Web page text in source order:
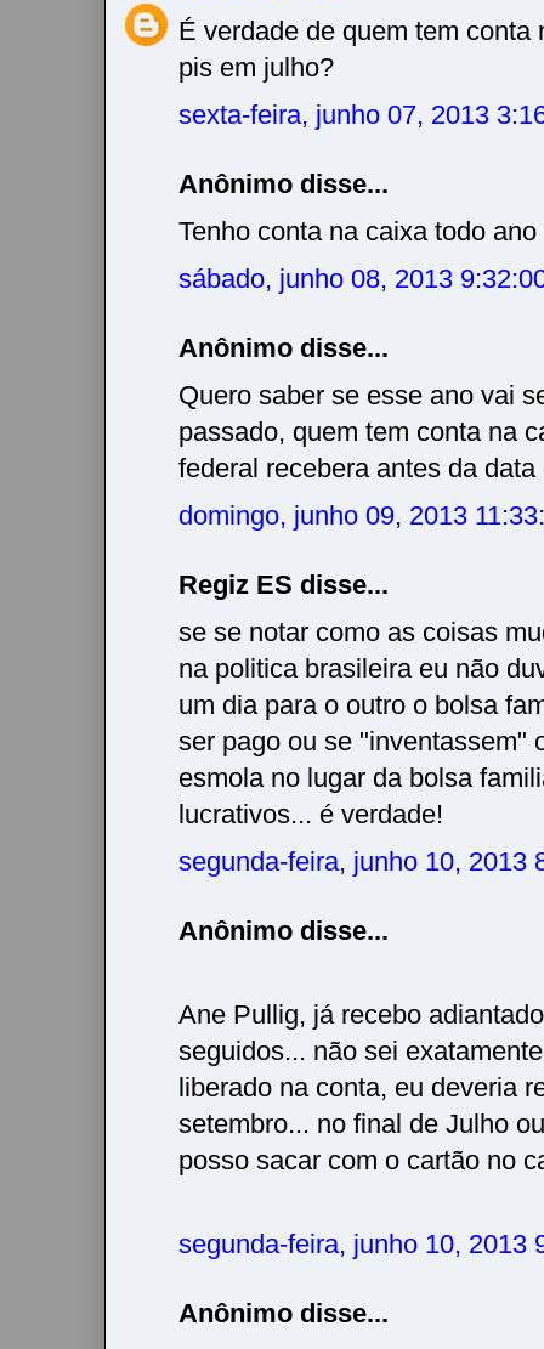
É verdade de quem tem conta
pis em julho?
sexta-feira, junho 07, 2013
Anônimo disse...
Tenho conta na caixa todo
sábado, junho 08, 2013
Anônimo disse...
Quero saber se esse ano vai
passado, quem tem conta na
federal recebera antes da
domingo, junho 09, 2013
Regiz ES disse...
se se notar como as coisas
na politica brasileira eu não
um dia para o outro o bolsa
ser pago ou se "inventassem"
esmola no lugar da bolsa
lucrativos... é verdade!
segunda-feira, junho 10, 2013
Anônimo disse...
Ane Pullig, já recebo
seguidos... não sei
liberado na conta, eu deveria
setembro... no final de Julho
posso sacar com o cartão no
segunda-feira, junho 10, 2013
Anônimo disse...